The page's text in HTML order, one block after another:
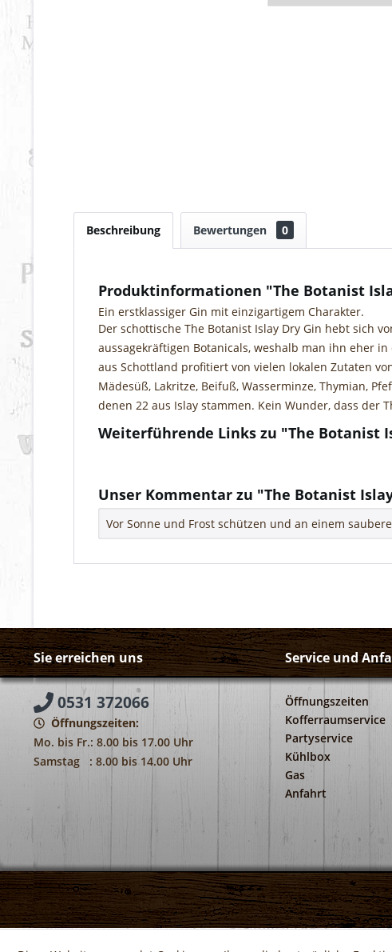
Beschreibung Bewertungen 0
Produktinformationen "The Botanist
Ein erstklassiger Gin mit einzigartigem Charakter.
Der schottische The Botanist Islay Dry Gin hebt sich
aussagekräftigen Botanicals, weshalb man ihn eher
aus Schottland profitiert von vielen lokalen Zutaten
Mädesüß, Lakritze, Beifuß, Wasserminze, Thymian,
denen 22 aus Islay stammen. Kein Wunder, dass der
Weiterführende Links zu "The Botanist
Unser Kommentar zu "The Botanist
Vor Sonne und Frost schützen und an einem
Sie erreichen uns
0531 372066
Öffnungszeiten:
Mo. bis Fr.: 8.00 bis 17.00 Uhr
Samstag : 8.00 bis 14.00 Uhr
Service und
Öffnungszeiten
Kofferraumservice
Partyservice
Kühlbox
Gas
Anfahrt